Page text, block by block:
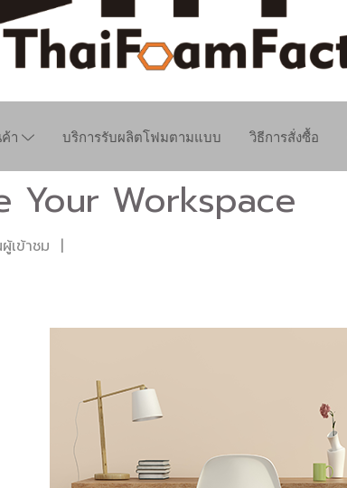
า บริการรับผลิตโฟมตามแบบ วิธีการสั่งซื้อ
Your Workspace
เข้าชม |